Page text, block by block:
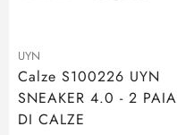
UYN
Calze S100226 UYN
SNEAKER 4.0 - 2 PAIA
DI CALZE